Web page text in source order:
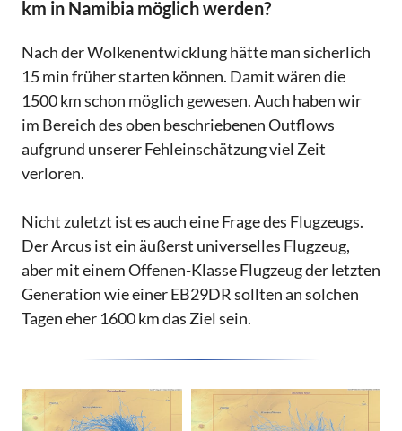
km in Namibia möglich werden?
Nach der Wolkenentwicklung hätte man sicherlich
15 min früher starten können. Damit wären die
1500 km schon möglich gewesen. Auch haben wir
im Bereich des oben beschriebenen Outflows
aufgrund unserer Fehleinschätzung viel Zeit
verloren.
Nicht zuletzt ist es auch eine Frage des Flugzeugs.
Der Arcus ist ein äußerst universelles Flugzeug,
aber mit einem Offenen-Klasse Flugzeug der letzten
Generation wie einer EB29DR sollten an solchen
Tagen eher 1600 km das Ziel sein.